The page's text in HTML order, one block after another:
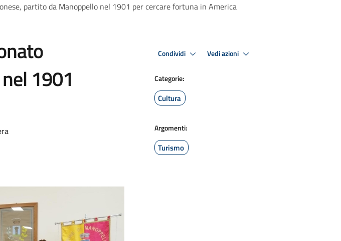
partito da Manoppello nel 1901 per cercare fortuna in America
1901
Condividi Vedi azioni
Categorie:
Cultura
Argomenti:
Turismo